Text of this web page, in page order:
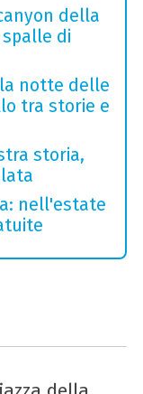
della
di
notte delle
tra storie e
storia,
nell'estate